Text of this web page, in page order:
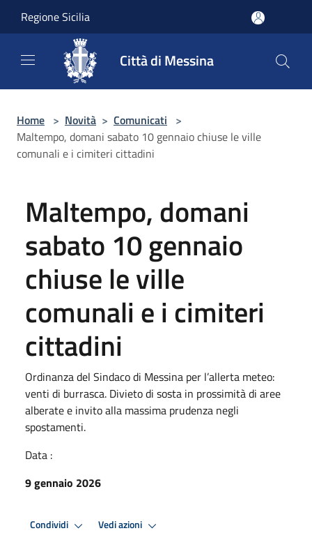
Regione Sicilia
Città di Messina
Home > Novità > Comunicati >
Maltempo, domani sabato 10 gennaio chiuse le ville
comunali e i cimiteri cittadini
Maltempo, domani
sabato 10 gennaio
chiuse le ville
comunali e i cimiteri
cittadini
Ordinanza del Sindaco di Messina per l’allerta meteo:
venti di burrasca. Divieto di sosta in prossimità di aree
alberate e invito alla massima prudenza negli
spostamenti.
Data :
9 gennaio 2026
Condividi Vedi azioni